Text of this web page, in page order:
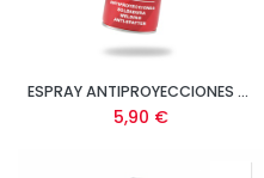
ESPRAY ANTIPROYECCIONES AS-02
5,90 €